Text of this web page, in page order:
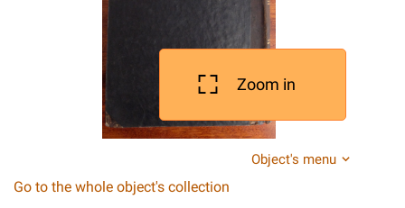
Zoom in
Object's menu
Go to the whole object's collection